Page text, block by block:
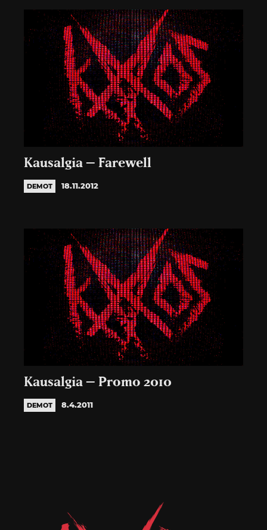
Kausalgia – Farewell
DEMOT 18.11.2012
Kausalgia – Promo 2010
DEMOT 8.4.2011